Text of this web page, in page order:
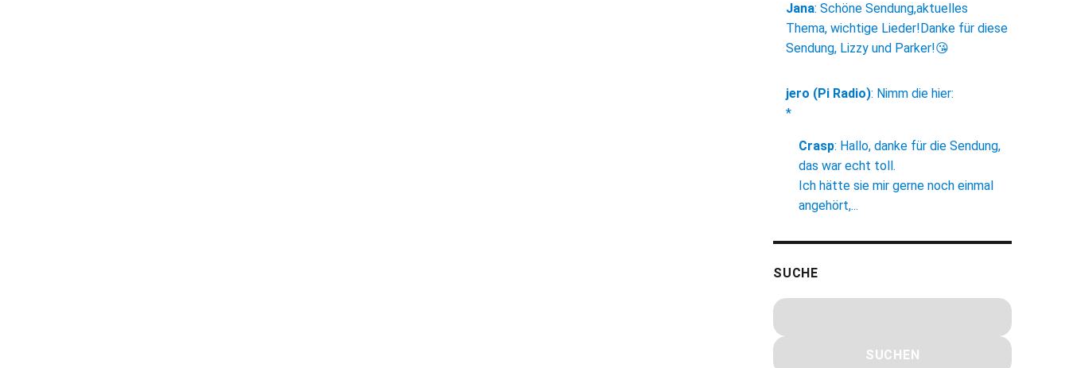
Jana: Schöne Sendung,aktuelles
Thema, wichtige Lieder!Danke für diese
Sendung, Lizzy und Parker!😘
jero (Pi Radio): Nimm die hier:
*
Crasp: Hallo, danke für die Sendung,
das war echt toll.
Ich hätte sie mir gerne noch einmal
angehört,...
SUCHE